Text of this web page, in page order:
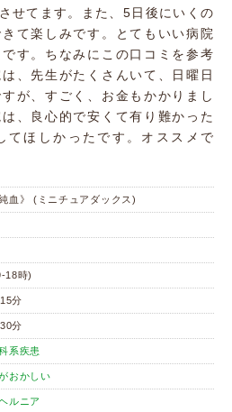
せてます。また、5日後にいくの
て楽しみです。とてもいい病院
す。ちなみにこの口コミを参考
、先生がたくさんいて、日曜日
が、すごく、お金もかかりまし
、良心的で安くて有り難かった
てほしかったです。オススメで
純血》 (ミニチュアダックス)
18時)
分
分
系疾患
おかしい
ルニア